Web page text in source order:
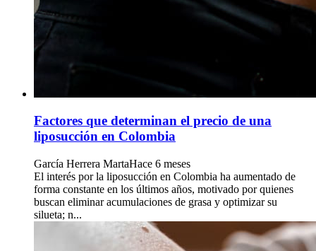
Factores que determinan el precio de una
liposucción en Colombia
García Herrera MartaHace 6 meses
El interés por la liposucción en Colombia ha aumentado de
forma constante en los últimos años, motivado por quienes
buscan eliminar acumulaciones de grasa y optimizar su
silueta; n...